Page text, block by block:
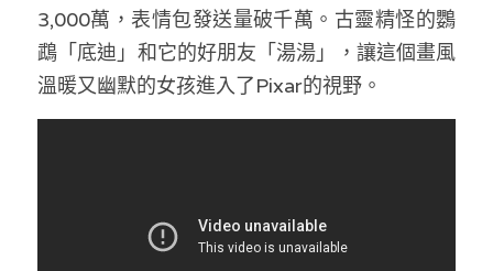
香港科技專上書院｜專欄
3,000萬，表情包發送量破千萬。古靈精怪的鸚
鵡「底迪」和它的好朋友「湯湯」，讓這個畫風
溫暖又幽默的女孩進入了Pixar的視野。